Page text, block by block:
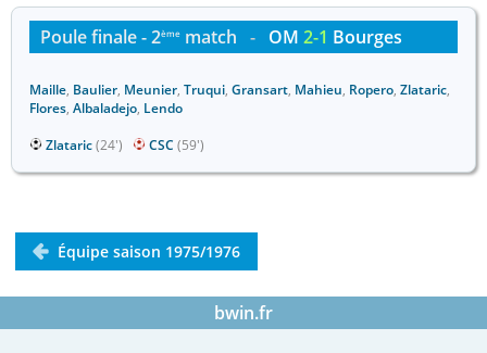
Poule finale - 2ème match - OM 2-1 Bourges
Maille, Baulier, Meunier, Truqui, Gransart, Mahieu, Ropero, Zlataric,
Flores, Albaladejo, Lendo
Zlataric(24') CSC (59')
Équipe saison 1975/1976
bwin.fr